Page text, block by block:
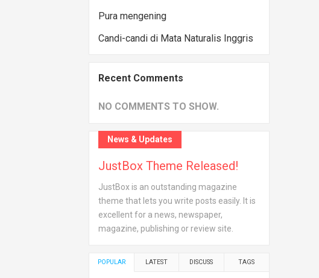
Pura mengening
Candi-candi di Mata Naturalis Inggris
Recent Comments
NO COMMENTS TO SHOW.
News & Updates
JustBox Theme Released!
JustBox is an outstanding magazine
theme that lets you write posts easily. It is
excellent for a news, newspaper,
magazine, publishing or review site.
POPULAR LATEST DISCUSS TAGS